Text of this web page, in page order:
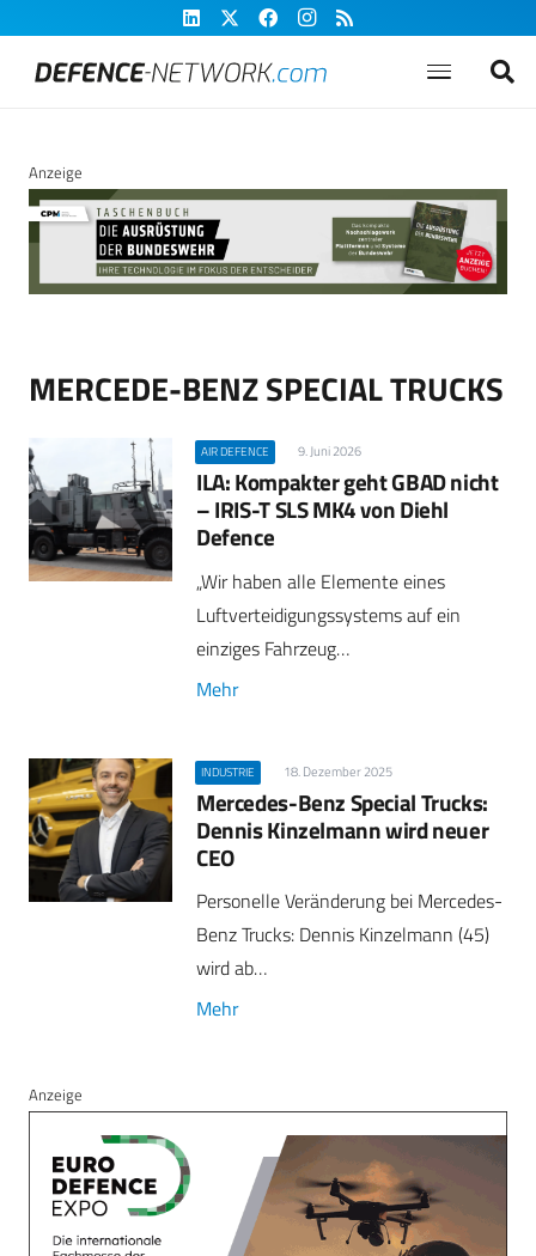
Anzeige
MERCEDE-BENZ SPECIAL TRUCKS
AIR DEFENCE 9. Juni 2026
ILA: Kompakter geht GBAD nicht
– IRIS-T SLS MK4 von Diehl
Defence
„Wir haben alle Elemente eines
Luftverteidigungssystems auf ein
einziges Fahrzeug…
Mehr
INDUSTRIE 18. Dezember 2025
Mercedes-Benz Special Trucks:
Dennis Kinzelmann wird neuer
CEO
Personelle Veränderung bei Mercedes-
Benz Trucks: Dennis Kinzelmann (45)
wird ab…
Mehr
Anzeige